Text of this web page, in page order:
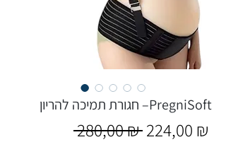
חגורת תמיכה להריון –PregniSoft​​​​​​​
280,00 ₪ Обычная
224,00 ₪